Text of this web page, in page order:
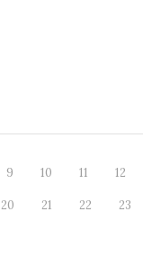
9 10 11 12
20 21 22 23